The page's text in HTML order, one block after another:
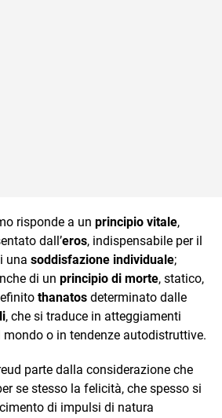
risponde a un principio vitale,
dall’eros, indispensabile per il
una soddisfazione individuale;
di un principio di morte, statico,
thanatos determinato dalle
, che si traduce in atteggiamenti
mondo o in tendenze autodistruttive.
parte dalla considerazione che
se stesso la felicità, che spesso si
di impulsi di natura